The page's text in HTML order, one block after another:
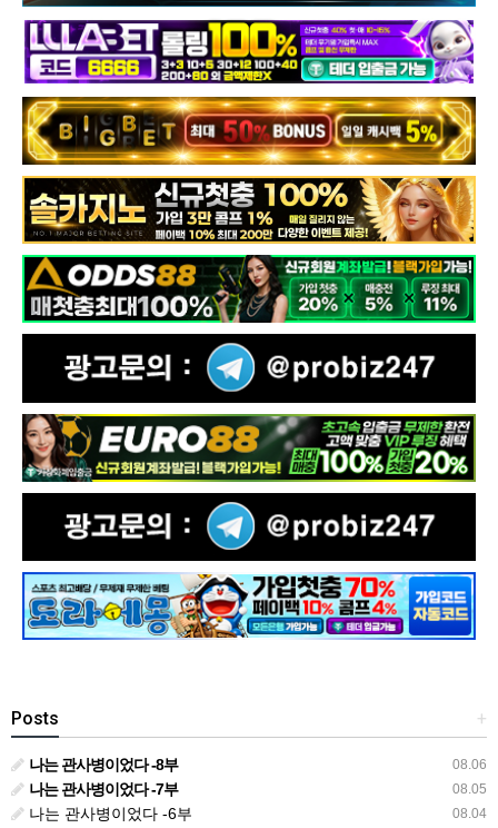
+
Posts
08.06
나는 관사병이었다 -8부
08.05
나는 관사병이었다 -7부
08.04
나는 관사병이었다 -6부